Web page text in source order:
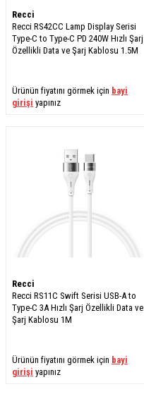
Recci
Recci RS42CC Lamp Display Serisi
Type-C to Type-C PD 240W Hızlı Şarj
Özellikli Data ve Şarj Kablosu 1.5M
Ürünün fiyatını görmek için bayi
girişi yapınız
Recci
Recci RS11C Swift Serisi USB-A to
Type-C 3A Hızlı Şarj Özellikli Data ve
Şarj Kablosu 1M
Ürünün fiyatını görmek için bayi
girişi yapınız